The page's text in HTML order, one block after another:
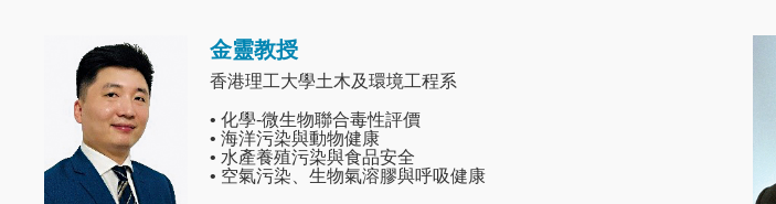
Image 金靈教授
香港理工大學土木及環境工程系
• 化學-微生物聯合毒性評價
• 海洋污染與動物健康
• 水產養殖污染與食品安全
• 空氣污染、生物氣溶膠與呼吸健康